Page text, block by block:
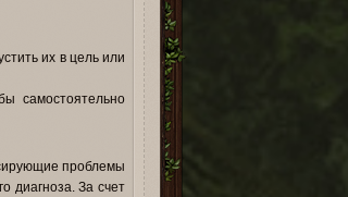
их в цель или
самостоятельно
проблемы
диагноза. За счет